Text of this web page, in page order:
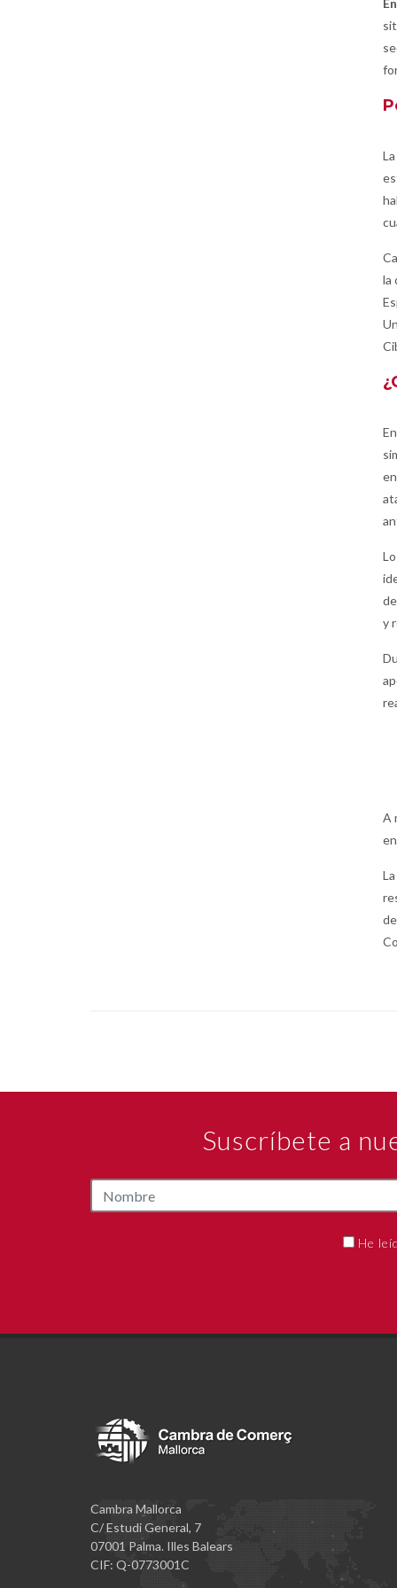
la
y
A
Suscríbete a
He
Cambra Mallorca
C/ Estudi General, 7
07001 Palma. Illes Balears
CIF: Q-0773001C